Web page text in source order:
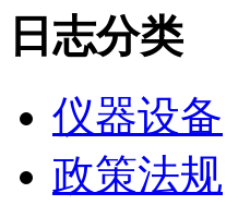
日志分类
仪器设备
政策法规